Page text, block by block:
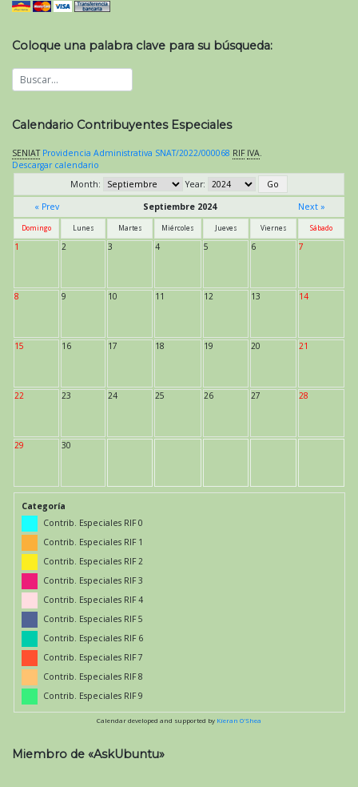
Coloque una palabra clave para su búsqueda:
Calendario Contribuyentes Especiales
SENIAT Providencia Administrativa SNAT/2022/000068 RIF IVA.
Descargar calendario
Month:
Year:
« Prev
Septiembre 2024 Next »
Domingo Lunes Martes Miércoles Jueves Viernes Sábado
1 2 3 4 5 6 7
8 9 10 11 12 13 14
15 16 17 18 19 20 21
22 23 24 25 26 27 28
29 30
Categoría
Contrib. Especiales RIF 0
Contrib. Especiales RIF 1
Contrib. Especiales RIF 2
Contrib. Especiales RIF 3
Contrib. Especiales RIF 4
Contrib. Especiales RIF 5
Contrib. Especiales RIF 6
Contrib. Especiales RIF 7
Contrib. Especiales RIF 8
Contrib. Especiales RIF 9
Calendar developed and supported by Kieran O'Shea
Miembro de «AskUbuntu»